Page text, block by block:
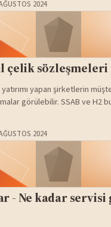
2024
çelik sözleşmeleri
yapan şirketlerin
görülebilir. SSAB ve H2
2024
- Ne kadar